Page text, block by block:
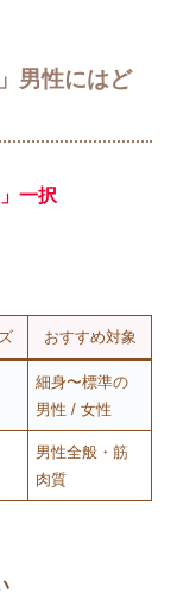
男性にはど
一択
おすすめ対象
細身〜標準の
男性 / 女性
男性全般・筋
肉質